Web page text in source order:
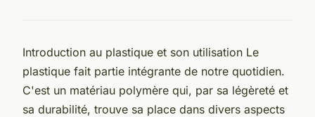
Introduction au plastique et son utilisation Le
plastique fait partie intégrante de notre quotidien.
C'est un matériau polymère qui, par sa légèreté et
sa durabilité, trouve sa place dans divers aspects